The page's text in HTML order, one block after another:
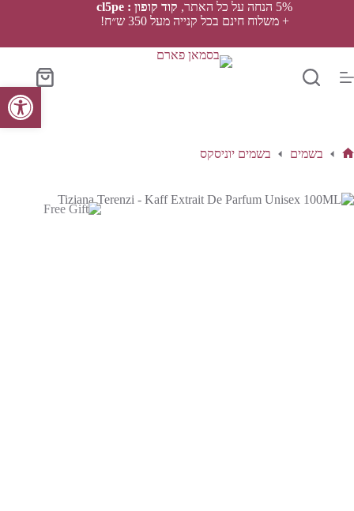
פתח סרגל נגישות
5% הנחה על כל האתר,
קוד קופון : cl5pe
+ משלוח חינם בכל קנייה מעל 350 ש״ח!
סל
הקניות
בשמים בשמים יוניסקס